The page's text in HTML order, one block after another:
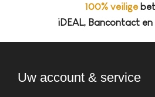
100% veilige
iDEAL, Bancontact
Uw account & service